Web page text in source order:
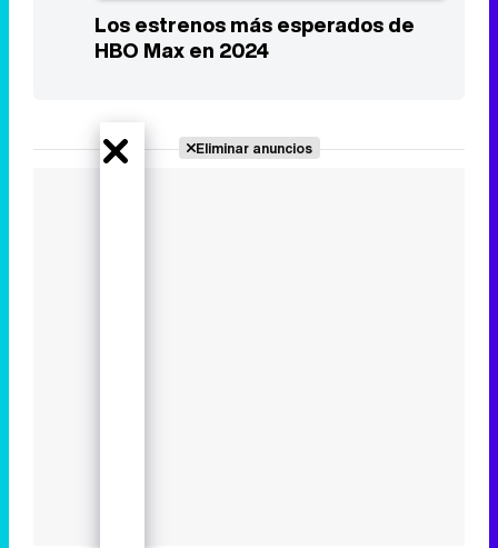
Los estrenos más esperados de
HBO Max en 2024
Eliminar anuncios